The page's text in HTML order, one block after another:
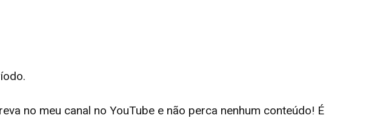
no meu canal no YouTube e não perca nenhum conteúdo! É